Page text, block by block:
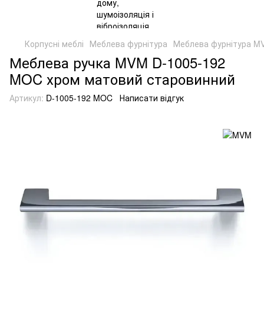
Корпусні меблі Меблева фурнітура Меблева фурнітура
Меблева ручка MVM D-1005-192
MOC хром матовий старовинний
Артикул: D-1005-192 MOC Написати відгук